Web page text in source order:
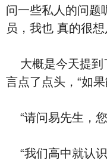
问一些私人的问题
员，我也 真的很
大概是今天提到
言点了点头，“如
“请问易先生，
“我们高中就认